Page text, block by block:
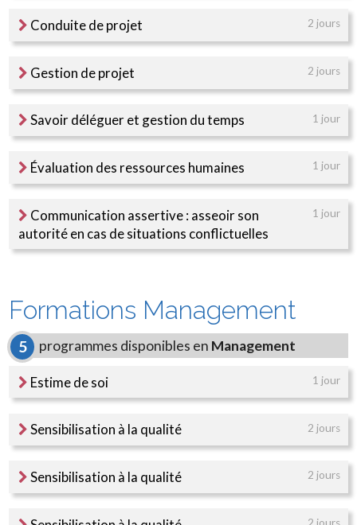
Conduite de projet 2 jours
Gestion de projet 2 jours
Savoir déléguer et gestion du temps 1 jour
Évaluation des ressources humaines 1 jour
Communication assertive : asseoir son
autorité en cas de situations conflictuelles
1 jour
Formations Management
5 programmes disponibles en Management
Estime de soi 1 jour
Sensibilisation à la qualité 2 jours
Sensibilisation à la qualité 2 jours